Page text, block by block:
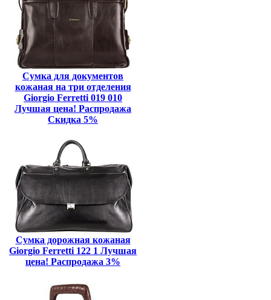
Сумка для документов
кожаная на три отделения
Giorgio Ferretti 019 010
Лучшая цена! Распродажа
Скидка 5%
Сумка дорожная кожаная
Giorgio Ferretti 122 1 Лучшая
цена! Распродажа 3%